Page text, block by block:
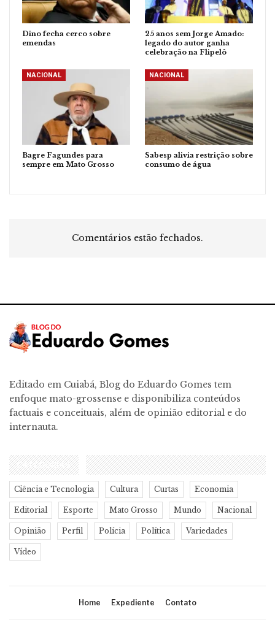
Dino fecha cerco sobre
emendas
25 anos sem Jorge Amado:
legado do autor ganha
celebração na Flipelô
NACIONAL
Bagre Fagundes para
sempre em Mato Grosso
NACIONAL
Sabesp alivia restrição sobre
consumo de água
Comentários estão fechados.
Editado em Cuiabá, Blog do Eduardo Gomes tem
enfoque mato-grossense e disponibiliza conteúdos
factuais e conceituais, além de opinião editorial e do
internauta.
CATEGORIAS
Ciência e Tecnologia Cultura Curtas Economia
Editorial Esporte Mato Grosso Mundo Nacional
Opinião Perfil Polícia Política Variedades
Vídeo
Home Expediente Contato